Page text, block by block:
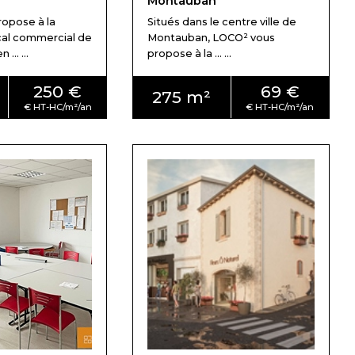
à la
commercial de
... ...
250 €
Situés dans le centre ville de
Montauban, LOCO² vous
propose à la ... ...
275 m² 69 €